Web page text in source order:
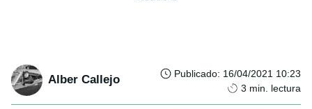
Alber Callejo Publicado: 16/04/2021 10:23
3 min. lectura